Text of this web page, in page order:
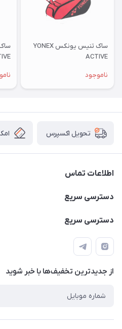
ساک تنیس یونکس YONEX
ACTIVE
ناموجود
تحویل اکسپرس
اطلاعات تماس
۰۹۳۵۶۰۴۰۳۶۵
سیمای ورزش
دسترسی سریع
اسکیت فلایینگ ایگل
اسکیت دخترانه
دسترسی سریع
اسکوتر برقی دخترانه
اسکیت روسز
اسکوتر
از جدید‌ترین تخفیف‌ها با‌ خبر شوید